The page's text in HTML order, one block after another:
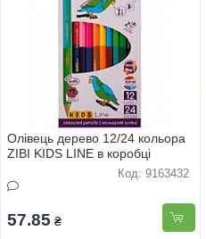
Олівець дерево 12/24 кольора
ZIBI KIDS LINE в коробці
Код: 9163432
57.85 ₴